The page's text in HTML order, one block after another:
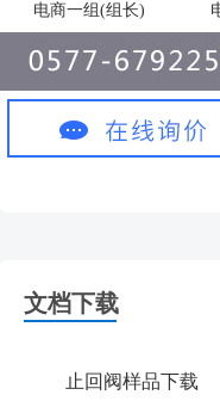
电商一组(组长)
文档下载
止回阀样品下载